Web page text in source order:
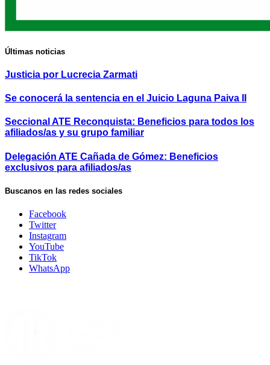
Últimas noticias
Justicia por Lucrecia Zarmati
Se conocerá la sentencia en el Juicio Laguna Paiva II
Seccional ATE Reconquista: Beneficios para todos los
afiliados/as y su grupo familiar
Delegación ATE Cañada de Gómez: Beneficios
exclusivos para afiliados/as
Buscanos en las redes sociales
Facebook
Twitter
Instagram
YouTube
TikTok
WhatsApp